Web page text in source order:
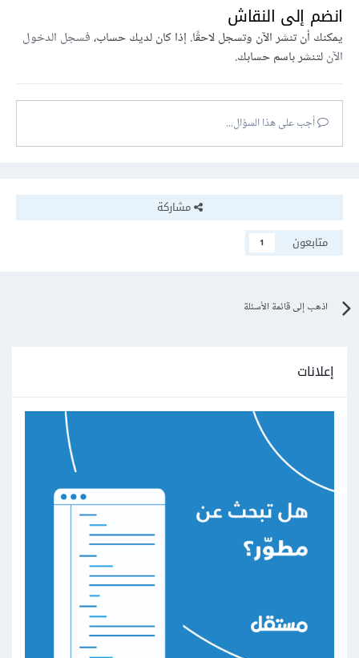
انضم إلى النقاش
يمكنك أن تنشر الآن وتسجل لاحقًا. إذا كان لديك حساب،فسجل الدخول
الآنلتنشر باسم حسابك.
أجب على هذا السؤال...
مشاركة
متابعون
1
اذهب إلى قائمة الأسئلة
إعلانات